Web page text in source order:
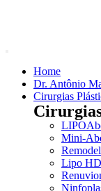
Home
Dr. Antônio
Cirurgias
Mini-
Lipo